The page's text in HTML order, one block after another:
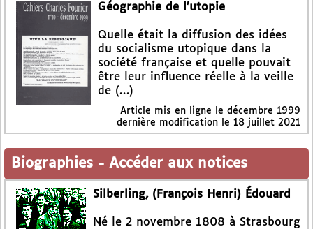
Géographie de l’utopie
Quelle était la diffusion des idées
du socialisme utopique dans la
société française et quelle pouvait
être leur influence réelle à la veille
de (…)
Article mis en ligne le décembre 1999
dernière modification le 18 juillet 2021
Biographies - Accéder aux notices
Silberling, (François Henri) Édouard
Né le 2 novembre 1808 à Strasbourg